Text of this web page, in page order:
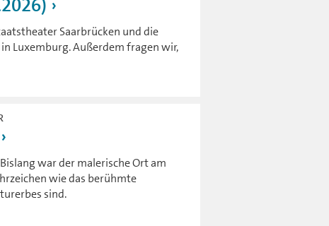
Saarbrücken und die
Luxemburg. Außerdem fragen wir,
war der malerische Ort am
wie das berühmte
sind.